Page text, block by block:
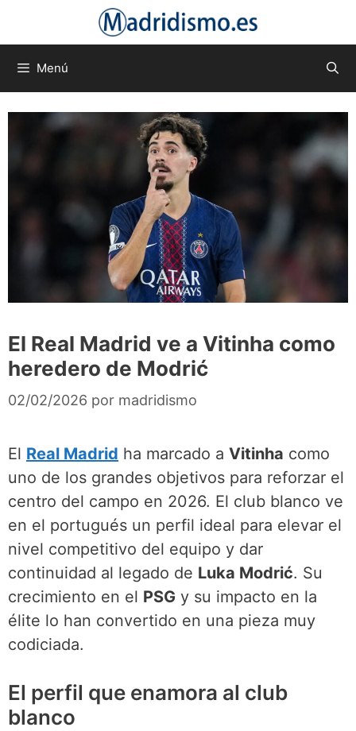
Menú
El Real Madrid ve a Vitinha como
heredero de Modrić
02/02/2026 por madridismo
El Real Madrid ha marcado a Vitinha como
uno de los grandes objetivos para reforzar el
centro del campo en 2026. El club blanco ve
en el portugués un perfil ideal para elevar el
nivel competitivo del equipo y dar
continuidad al legado de Luka Modrić. Su
crecimiento en el PSG y su impacto en la
élite lo han convertido en una pieza muy
codiciada.
El perfil que enamora al club
blanco